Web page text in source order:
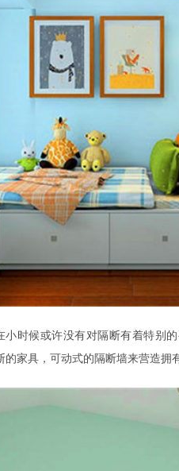
小时候或许没有对隔断有着特别
家具，可动式的隔断墙来营造拥